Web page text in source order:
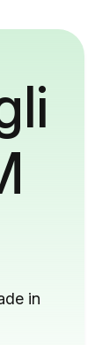
in